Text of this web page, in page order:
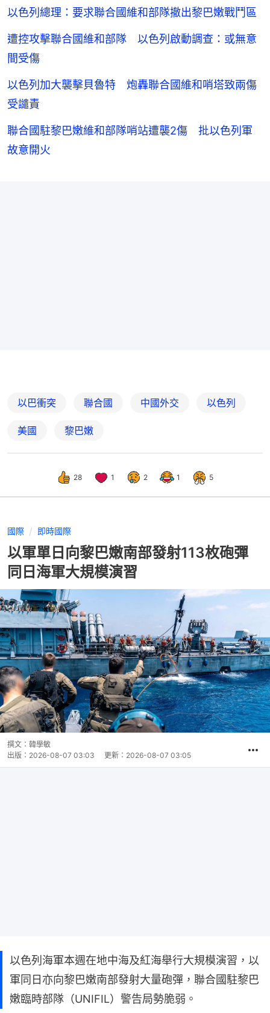
以色列總理：要求聯合國維和部隊撤出黎巴嫩戰鬥區
遭控攻擊聯合國維和部隊 以色列啟動調查：或無意
間受傷
以色列加大襲擊貝魯特 炮轟聯合國維和哨塔致兩傷
受譴責
聯合國駐黎巴嫩維和部隊哨站遭襲2傷 批以色列軍
故意開火
以巴衝突 聯合國 中國外交 以色列
美國 黎巴嫩
28 1 2 1 5
國際 即時國際
以軍單日向黎巴嫩南部發射113枚砲彈
同日海軍大規模演習
撰文： 韓學敏
出版： 2026-08-07 03:03 更新： 2026-08-07 03:05
以色列海軍本週在地中海及紅海舉行大規模演習，以
軍同日亦向黎巴嫩南部發射大量砲彈，聯合國駐黎巴
嫩臨時部隊（UNIFIL）警告局勢脆弱。